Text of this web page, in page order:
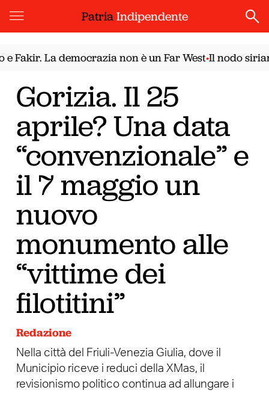
PatriaIndipendente
La democrazia non è un Far West•Il nodo siriano. Il
Gorizia. Il 25
aprile? Una data
“convenzionale” e
il 7 maggio un
nuovo
monumento alle
“vittime dei
filotitini”
Redazione
Nella città del Friuli-Venezia Giulia, dove il
Municipio riceve i reduci della XMas, il
revisionismo politico continua ad allungare i